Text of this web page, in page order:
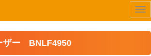
ザー BNLF4950